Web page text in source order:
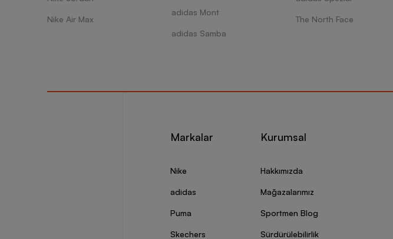
Nike Air Max
adidas Mont
adidas Samba
The North Face
Markalar
Nike
adidas
Puma
Skechers
Kurumsal
Hakkımızda
Mağazalarımız
Sportmen Blog
Sürdürülebilirlik